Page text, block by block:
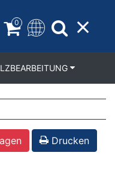
0
Drucken